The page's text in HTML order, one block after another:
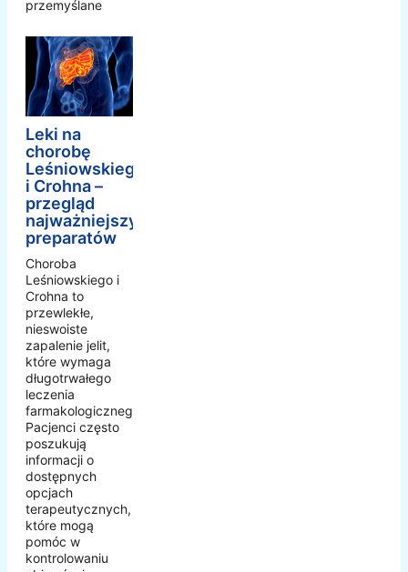
przemyślane
Leki na
chorobę
Leśniowskiego
i Crohna –
przegląd
najważniejszych
preparatów
Choroba
Leśniowskiego i
Crohna to
przewlekłe,
nieswoiste
zapalenie jelit,
które wymaga
długotrwałego
leczenia
farmakologicznego.
Pacjenci często
poszukują
informacji o
dostępnych
opcjach
terapeutycznych,
które mogą
pomóc w
kontrolowaniu